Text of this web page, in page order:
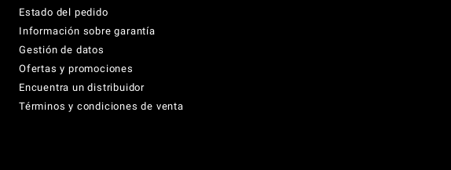
Estado del pedido
Información sobre garantía
Gestión de datos
Ofertas y promociones
Encuentra un distribuidor
Términos y condiciones de venta